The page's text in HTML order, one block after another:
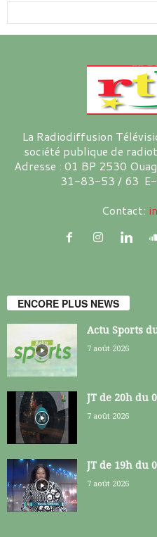
La Radiodiffusion
société publique de
Adresse : 01 BP 2530
31-83-53 / 63
Contact:
ENCORE PLUS NEWS
Actu Sports
7 août 2026
JT de 20h du
7 août 2026
JT de 19h du
7 août 2026